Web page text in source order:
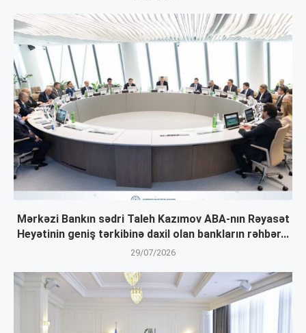
Mərkəzi Bankın sədri Taleh Kazımov ABA-nın Rəyasət
Heyətinin geniş tərkibinə daxil olan bankların rəhbər...
29/07/2026